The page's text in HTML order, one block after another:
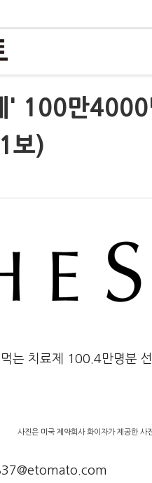
' 100만
보)
먹는 치료제 100.4만명분
사진은 미국 제약회사 화이자가 제공한